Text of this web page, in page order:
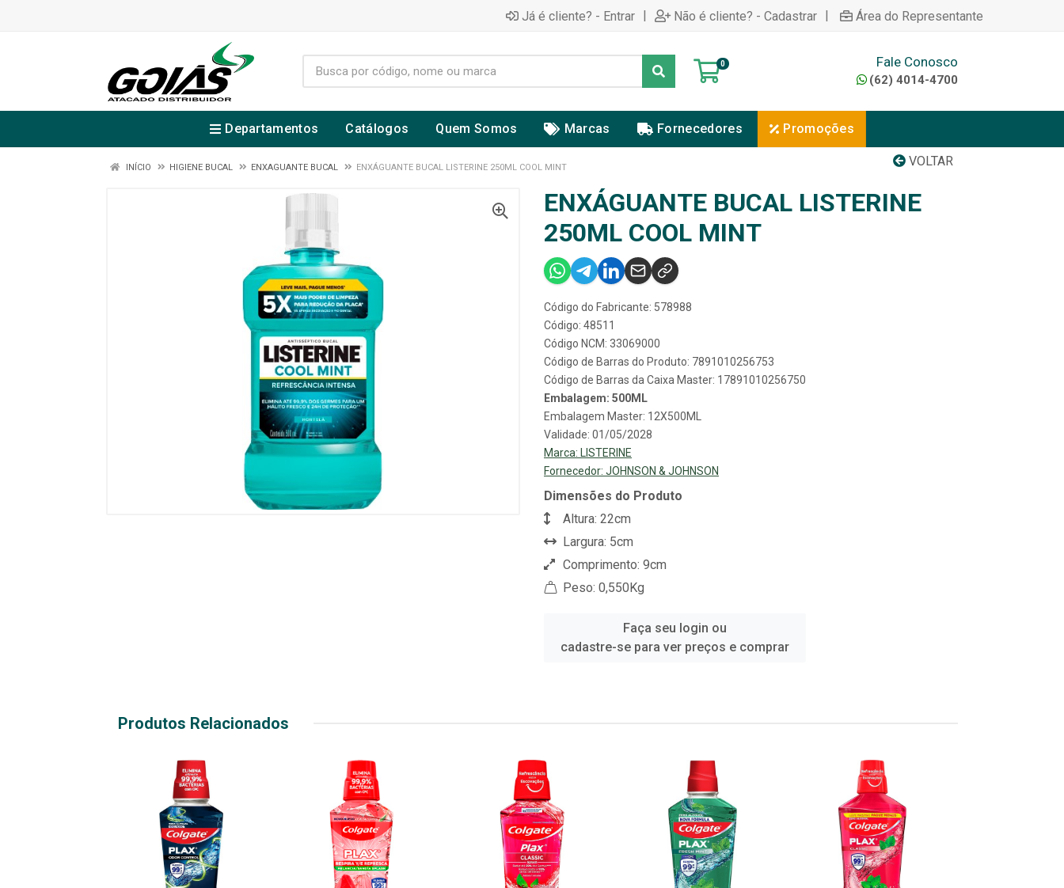
Já é cliente? - Entrar | Não é cliente? - Cadastrar | Área do Representante
0 Fale Conosco
(62) 4014-4700
Departamentos Catálogos Quem Somos Marcas Fornecedores Promoções
VOLTAR
INÍCIO HIGIENE BUCAL ENXAGUANTE BUCAL ENXÁGUANTE BUCAL LISTERINE 250ML COOL MINT
ENXÁGUANTE BUCAL LISTERINE
250ML COOL MINT
Código do Fabricante: 578988
Código: 48511
Código NCM: 33069000
Código de Barras do Produto: 7891010256753
Código de Barras da Caixa Master: 17891010256750
Embalagem: 500ML
Embalagem Master: 12X500ML
Validade: 01/05/2028
Marca:
LISTERINE
Fornecedor: JOHNSON & JOHNSON
Dimensões do Produto
Altura: 22cm
Largura: 5cm
Comprimento: 9cm
Peso: 0,550Kg
Faça seu login ou
cadastre-se para ver preços e comprar
Produtos Relacionados